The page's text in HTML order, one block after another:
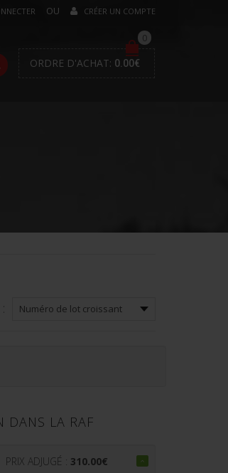
CRÉER UN COMPTE
0
ORDRE D'ACHAT: 0.00€
DANS LA RAF
PRIX ADJUGÉ : 310.00€